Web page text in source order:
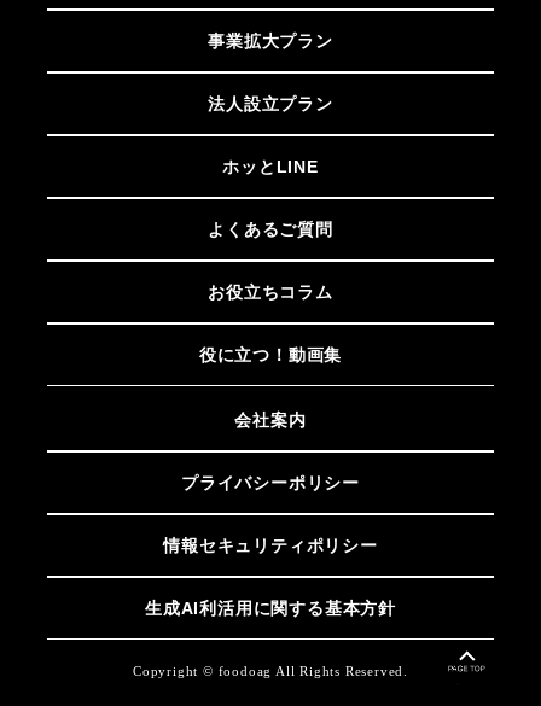
事業拡大プラン
法人設立プラン
ホッとLINE
よくあるご質問
お役立ちコラム
役に立つ！動画集
会社案内
プライバシーポリシー
情報セキュリティポリシー
生成AI利活用に関する基本方針
Copyright © foodoag All Rights Reserved.